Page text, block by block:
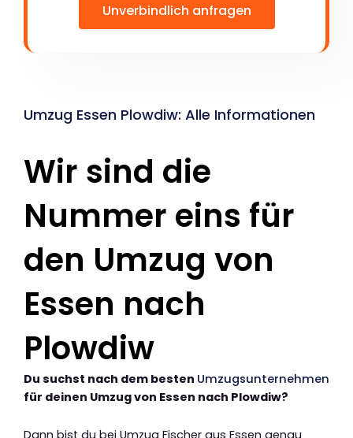
Unverbindlich anfragen
Umzug Essen Plowdiw: Alle Informationen
Wir sind die
Nummer eins für
den Umzug von
Essen nach
Plowdiw
Du suchst nach dem besten Umzugsunternehmen
für deinen Umzug von Essen nach Plowdiw?